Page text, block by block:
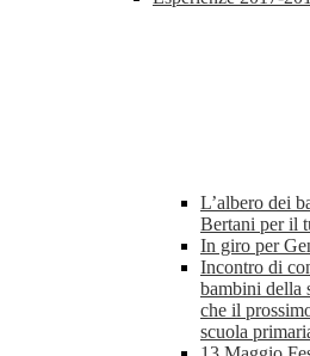
L’albero dei
Bertani per il
In giro per
Incontro di
bambini della
che il
scuola